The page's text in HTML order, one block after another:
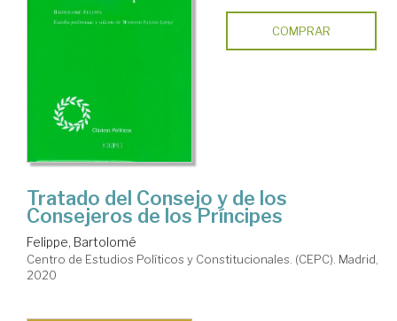
COMPRAR
Tratado del Consejo y de los
Consejeros de los Príncipes
Felippe, Bartolomé
Centro de Estudios Políticos y Constitucionales. (CEPC). Madrid,
2020